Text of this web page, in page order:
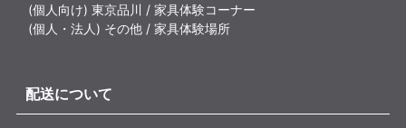
(個人向け) 東京品川 / 家具体験コーナー
(個人・法人) その他 / 家具体験場所
配送について